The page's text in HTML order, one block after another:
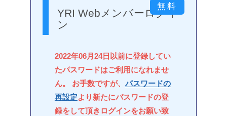
YRI Webメンバーログイ
ン
2022年06月24日以前に登録してい
たパスワードはご利用になれませ
ん。 お手数ですが、 パスワードの
再設定より新たにパスワードの登
録をして頂きログインをお願い致